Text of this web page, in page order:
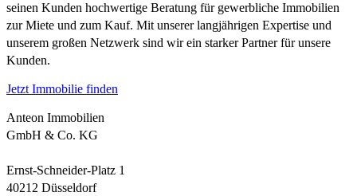
seinen Kunden hochwertige Beratung für gewerbliche Immobilien
zur Miete und zum Kauf. Mit unserer langjährigen Expertise und
unserem großen Netzwerk sind wir ein starker Partner für unsere
Kunden.
Jetzt Immobilie finden
Anteon Immobilien
GmbH & Co. KG
Ernst-Schneider-Platz 1
40212 Düsseldorf